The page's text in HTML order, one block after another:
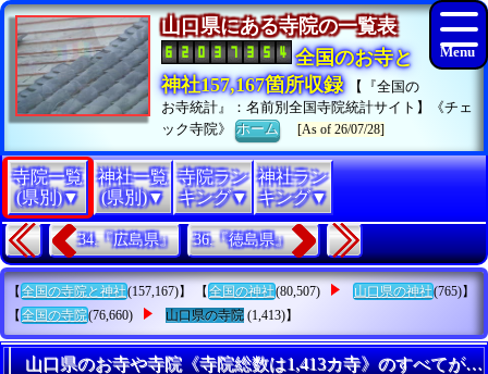
山口県にある寺院の一覧表
全国のお寺と
神社157,167箇所収録
【『全国の
お寺統計』：名前別全国寺院統計サイト】《チェ
ック寺院》ホーム [As of 26/07/28]
寺院一覧
(県別)▼
神社一覧
(県別)▼
寺院ラン
キング▼
神社ラン
キング▼
34.『広島県』 36.『徳島県』
【 全国の寺院と神社(157,167)】 【 全国の神社(80,507) 山口県の神社(765)】
【 全国の寺院(76,660) 山口県の寺院 (1,413)】
山口県のお寺や寺院《寺院総数は1,413カ寺》のすべてがわ